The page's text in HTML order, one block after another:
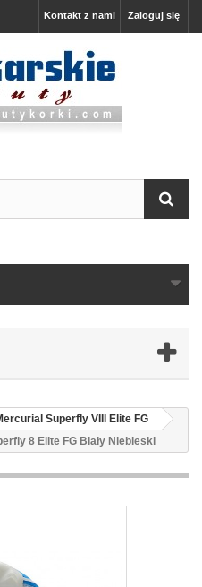
Zaloguj się
Kontakt z nami
Superfly VIII Elite FG
8 Elite FG Biały Niebieski